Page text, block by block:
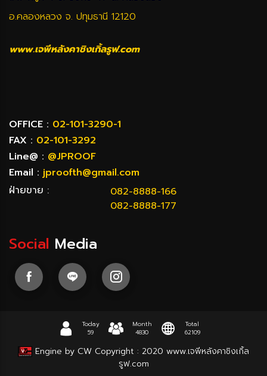
อ.คลองหลวง จ. ปทุมธานี 12120
www.เจพีหลังคาชิงเกิ้ลรูฟ.com
OFFICE : 02-101-3290-1
FAX : 02-101-3292
Line@ : @JPROOF
Email : jproofth@gmail.com
ฝ่ายขาย :
082-8888-166
082-8888-177
Social Media
Today
59
Month
4830
Total
62109
Engine by CW Copyright : 2020 www.เจพีหลังคาชิงเกิ้ล
รูฟ.com